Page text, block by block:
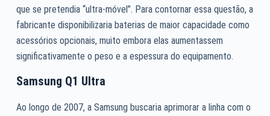
que se pretendia “ultra-móvel”. Para contornar essa questão, a
fabricante disponibilizaria baterias de maior capacidade como
acessórios opcionais, muito embora elas aumentassem
significativamente o peso e a espessura do equipamento.
Samsung Q1 Ultra
Ao longo de 2007, a Samsung buscaria aprimorar a linha com o